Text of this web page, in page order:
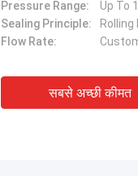
Pressure Range:
Up To
Sealing Principle:
Rolling
Flow Rate:
सबसे अच्छी कीमत